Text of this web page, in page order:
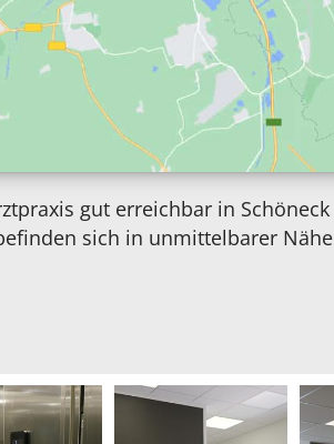
gut erreichbar in
sich in unmittelbarer